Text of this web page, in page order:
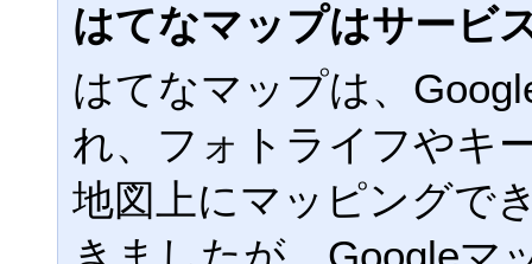
はてなマップはサービ
はてなマップは、
れ、フォトライフやキ
地図上にマッピングで